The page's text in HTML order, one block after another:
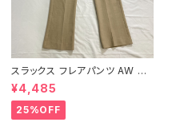
スラックス フレアパンツ AW ベ
ージュ
¥4,485
25%OFF